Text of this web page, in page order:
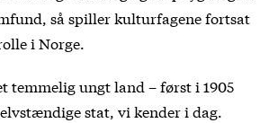
så spiller kulturfagene fortsat
i Norge.
temmelig ungt land – først i 1905
stat, vi kender i dag.